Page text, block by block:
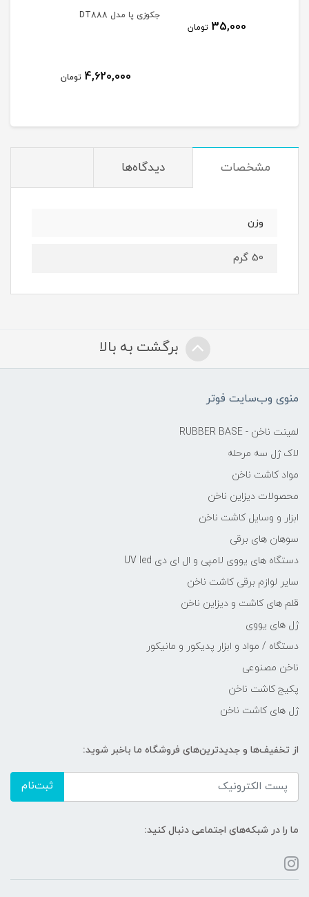
مشخصات دیدگاه‌ها
وزن
50 گرم
برگشت به بالا
منوی وب‌سایت فوتر
لمینت ناخن - RUBBER BASE
لاک ژل سه مرحله
مواد کاشت ناخن
محصولات دیزاین ناخن
ابزار و وسایل کاشت ناخن
سوهان های برقی
دستگاه های یووی لامپی و ال ای دی UV led
سایر لوازم برقی کاشت ناخن
قلم های کاشت و دیزاین ناخن
ژل های یووی
دستگاه / مواد و ابزار پدیکور و مانیکور
ناخن مصنوعی
پکیج کاشت ناخن
ژل های کاشت ناخن
از تخفیف‌ها و جدیدترین‌های فروشگاه ما باخبر شوید:
ثبت‌نام
ما را در شبکه‌های اجتماعی دنبال کنید: